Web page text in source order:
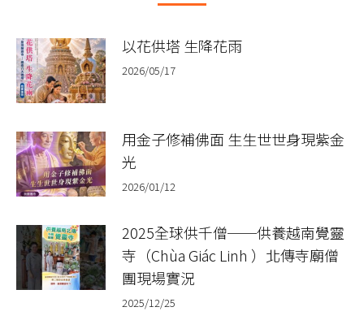
以花供塔 生降花雨
2026/05/17
用金子修補佛面 生生世世身現紫金
光
2026/01/12
2025全球供千僧──供養越南覺靈
寺（Chùa Giác Linh ）北傳寺廟僧
團現場實況
2025/12/25